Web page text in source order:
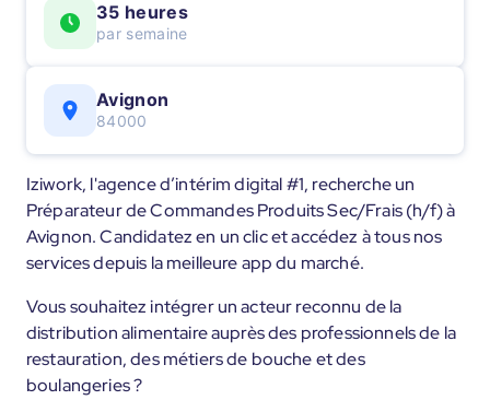
35 heures
par semaine
Avignon
84000
Iziwork, l'agence d’intérim digital #1, recherche un
Préparateur de Commandes Produits Sec/Frais (h/f) à
Avignon. Candidatez en un clic et accédez à tous nos
services depuis la meilleure app du marché.
Vous souhaitez intégrer un acteur reconnu de la
distribution alimentaire auprès des professionnels de la
restauration, des métiers de bouche et des
boulangeries ?